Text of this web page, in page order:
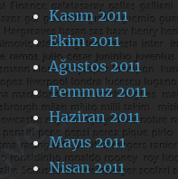
Kasım 2011
Ekim 2011
Ağustos 2011
Temmuz 2011
Haziran 2011
Mayıs 2011
Nisan 2011